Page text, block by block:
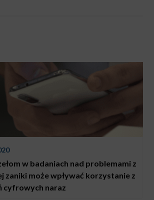
w badaniach nad problemami z
zaniki może wpływać korzystanie z
cyfrowych naraz